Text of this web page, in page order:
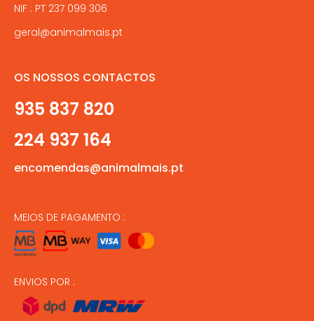
NIF : PT 237 099 306
geral@animalmais.pt
OS NOSSOS CONTACTOS
935 837 820
224 937 164
encomendas@animalmais.pt
MEIOS DE PAGAMENTO :
ENVIOS POR :